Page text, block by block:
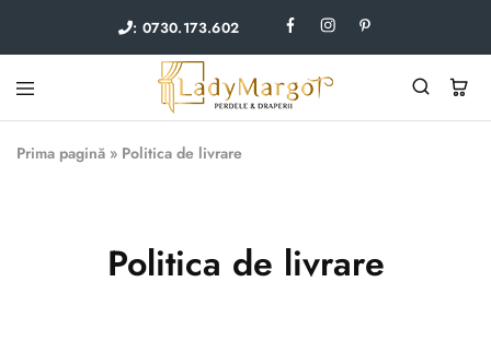
: 0730.173.602
Lady
Perdele
draperii
Prima pagină » Politica de livrare
Politica de livrare